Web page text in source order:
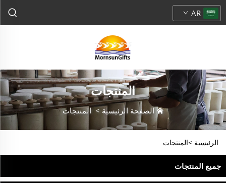
AR
المنتجات
الصفحة الرئيسية>المنتجات
الرئيسية >المنتجات
جميع المنتجات